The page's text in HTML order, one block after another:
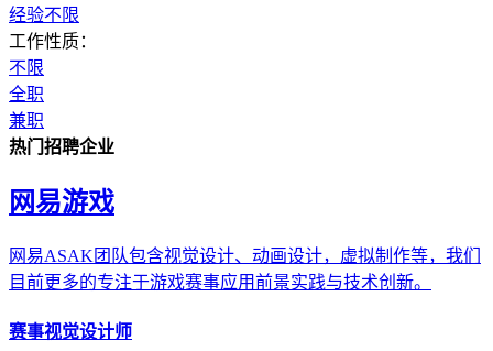
经验不限
工作性质：
不限
全职
兼职
热门招聘企业
网易游戏
网易ASAK团队包含视觉设计、动画设计，虚拟制作等，我们
目前更多的专注于游戏赛事应用前景实践与技术创新。
赛事视觉设计师